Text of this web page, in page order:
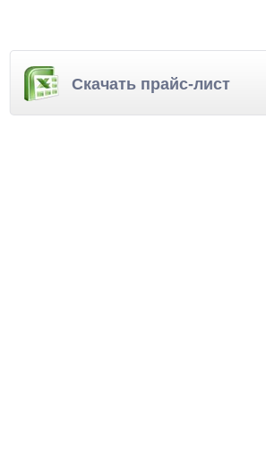
Скачать прайс-лист